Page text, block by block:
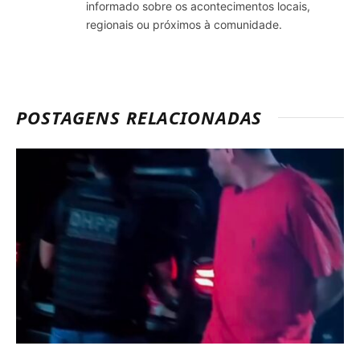
informado sobre os acontecimentos locais,
regionais ou próximos à comunidade.
POSTAGENS RELACIONADAS